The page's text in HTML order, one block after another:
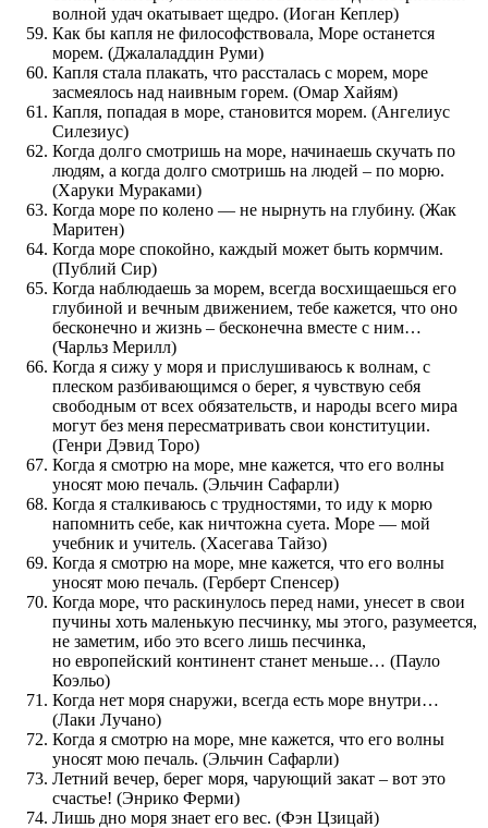
волной удач окатывает щедро. (Иоган Кеплер)
Как бы капля не философствовала, Море останется
морем. (Джалаладдин Руми)
Капля стала плакать, что рассталась с морем, море
засмеялось над наивным горем. (Омар Хайям)
Капля, попадая в море, становится морем. (Ангелиус
Силезиус)
Когда долго смотришь на море, начинаешь скучать по
людям, а когда долго смотришь на людей – по морю.
(Харуки Мураками)
Когда море по колено — не нырнуть на глубину. (Жак
Маритен)
Когда море спокойно, каждый может быть кормчим.
(Публий Сир)
Когда наблюдаешь за морем, всегда восхищаешься его
глубиной и вечным движением, тебе кажется, что оно
бесконечно и жизнь – бесконечна вместе с ним…
(Чарльз Мерилл)
Когда я сижу у моря и прислушиваюсь к волнам, с
плеском разбивающимся о берег, я чувствую себя
свободным от всех обязательств, и народы всего мира
могут без меня пересматривать свои конституции.
(Генри Дэвид Торо)
Когда я смотрю на море, мне кажется, что его волны
уносят мою печаль. (Эльчин Сафарли)
Когда я сталкиваюсь с трудностями, то иду к морю
напомнить себе, как ничтожна суета. Море — мой
учебник и учитель. (Хасегава Тайзо)
Когда я смотрю на море, мне кажется, что его волны
уносят мою печаль. (Герберт Спенсер)
Когда море, что раскинулось перед нами, унесет в свои
пучины хоть маленькую песчинку, мы этого, разумеется,
не заметим, ибо это всего лишь песчинка,
но европейский континент станет меньше… (Пауло
Коэльо)
Когда нет моря снаружи, всегда есть море внутри…
(Лаки Лучано)
Когда я смотрю на море, мне кажется, что его волны
уносят мою печаль. (Эльчин Сафарли)
Летний вечер, берег моря, чарующий закат – вот это
счастье! (Энрико Ферми)
Лишь дно моря знает его вес. (Фэн Цзицай)